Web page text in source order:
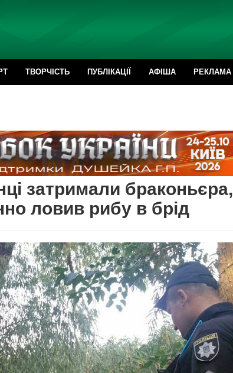
ТВОРЧІСТЬ ПУБЛІКАЦІЇ АФІША РЕКЛАМА
затримали браконьєра,
ловив рибу в брід